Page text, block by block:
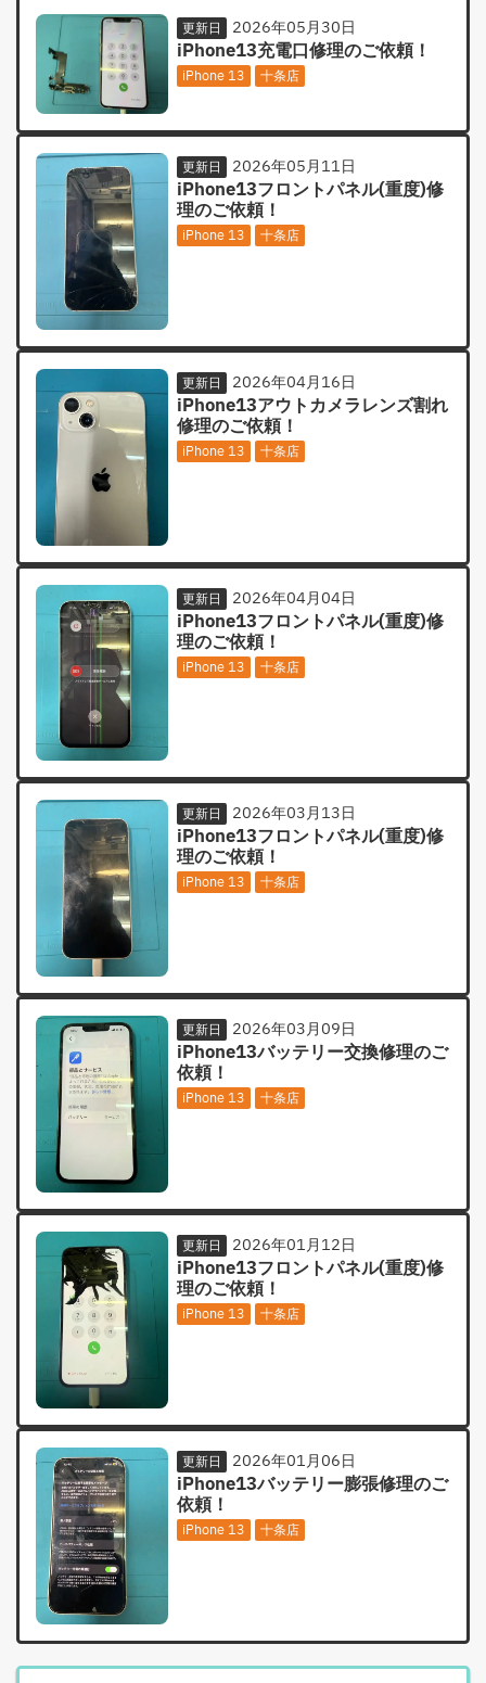
更新日 2026年05月30日
iPhone13充電口修理のご依頼！
iPhone 13 十条店
更新日 2026年05月11日
iPhone13フロントパネル(重度)修
理のご依頼！
iPhone 13 十条店
更新日 2026年04月16日
iPhone13アウトカメラレンズ割れ
修理のご依頼！
iPhone 13 十条店
更新日 2026年04月04日
iPhone13フロントパネル(重度)修
理のご依頼！
iPhone 13 十条店
更新日 2026年03月13日
iPhone13フロントパネル(重度)修
理のご依頼！
iPhone 13 十条店
更新日 2026年03月09日
iPhone13バッテリー交換修理のご
依頼！
iPhone 13 十条店
更新日 2026年01月12日
iPhone13フロントパネル(重度)修
理のご依頼！
iPhone 13 十条店
更新日 2026年01月06日
iPhone13バッテリー膨張修理のご
依頼！
iPhone 13 十条店